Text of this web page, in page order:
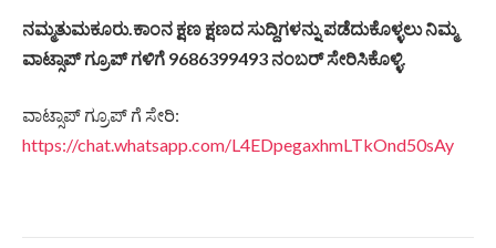
ನಮ್ಮತುಮಕೂರು.ಕಾಂನ ಕ್ಷಣ ಕ್ಷಣದ ಸುದ್ದಿಗಳನ್ನು ಪಡೆದುಕೊಳ್ಳಲು ನಿಮ್ಮ
ವಾಟ್ಸಾಪ್ ಗ್ರೂಪ್ ಗಳಿಗೆ 9686399493 ನಂಬರ್ ಸೇರಿಸಿಕೊಳ್ಳಿ.
ವಾಟ್ಸಾಪ್ ಗ್ರೂಪ್ ಗೆ ಸೇರಿ:
https://chat.whatsapp.com/L4EDpegaxhmLTkOnd50sAy